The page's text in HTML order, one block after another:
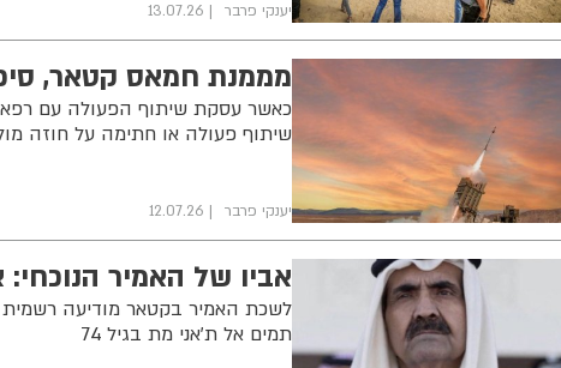
יענקי פרבר 13.07.26
מממנת חמאס קטאר,
כאשר עסקת שיתוף הפעולה עם
שיתוף פעולה או חתימה על חוזה
יענקי פרבר 12.07.26
אביו של האמיר הנוכחי:
לשכת האמיר בקטאר מודיעה רשמית
תמים אל ת'אני מת בגיל 74